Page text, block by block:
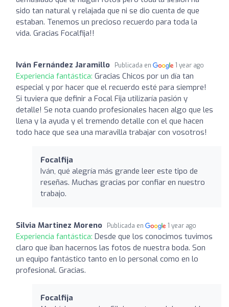
sido tan natural y relajada que ni se dio cuenta de que
estaban. Tenemos un precioso recuerdo para toda la
vida. Gracias Focalfija!!
Iván Fernández Jaramillo Publicada en 1 year ago
Experiencia fantástica: Gracias Chicos por un día tan
especial y por hacer que el recuerdo esté para siempre!
Si tuviera que definir a Focal Fija utilizaría pasión y
detalle! Se nota cuando profesionales hacen algo que les
llena y la ayuda y el tremendo detalle con el que hacen
todo hace que sea una maravilla trabajar con vosotros!
Focalfija
Iván, qué alegría más grande leer este tipo de
reseñas. Muchas gracias por confiar en nuestro
trabajo.
Silvia Martinez Moreno Publicada en 1 year ago
Experiencia fantástica: Desde que los conocimos tuvimos
claro que iban hacernos las fotos de nuestra boda. Son
un equipo fantástico tanto en lo personal como en lo
profesional. Gracias.
Focalfija